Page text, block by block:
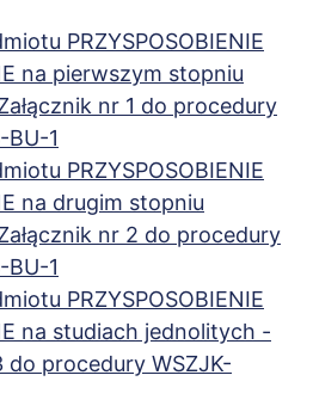
PRZYSPOSOBIENIE
na pierwszym stopniu
nr 1 do procedury
BU-1
PRZYSPOSOBIENIE
na drugim stopniu
nr 2 do procedury
BU-1
PRZYSPOSOBIENIE
na studiach jednolitych -
do procedury WSZJK-